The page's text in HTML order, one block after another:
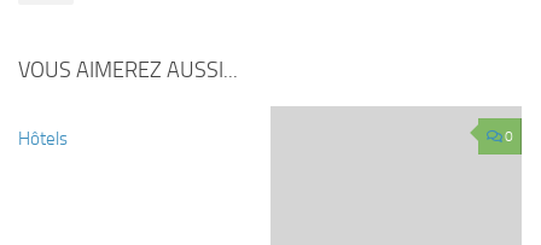
VOUS AIMEREZ AUSSI...
Hôtels 0